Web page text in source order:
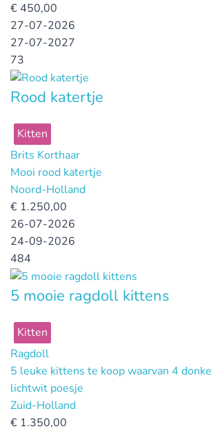
€ 450,00
27-07-2026
27-07-2027
73
Rood katertje
Kitten
Brits Korthaar
Mooi rood katertje
Noord-Holland
€ 1.250,00
26-07-2026
24-09-2026
484
5 mooie ragdoll kittens
Kitten
Ragdoll
5 leuke kittens te koop waarvan 4
lichtwit poesje
Zuid-Holland
€ 1.350,00